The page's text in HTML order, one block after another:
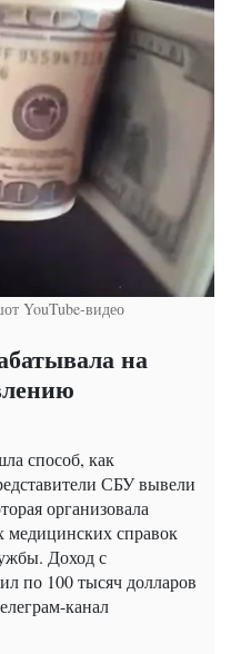
YouTube-видео
на
способ, как
СБУ вывели
организовала
справок
Доход с
по 100 тысяч долларов
канал